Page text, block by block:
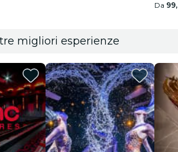
Da
migliori esperienze